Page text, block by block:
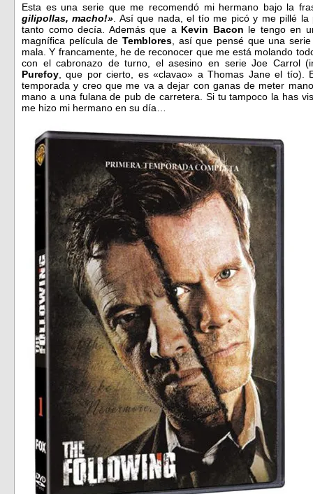
Esta es una serie que me recomendó mi hermano bajo la
gilipollas, macho!» . Así que nada, el tío me picó y me pillé
tanto como decía. Además que a Kevin Bacon le tengo en
magnífica película de Temblores , así que pensé que una
mala. Y francamente, he de reconocer que me está molando
con el cabronazo de turno, el asesino en serie Joe Carrol
Purefoy , que por cierto, es «clavao» a Thomas Jane el
temporada y creo que me va a dejar con ganas de meter
mano a una fulana de pub de carretera. Si tu tampoco la has
me hizo mi hermano en su día…